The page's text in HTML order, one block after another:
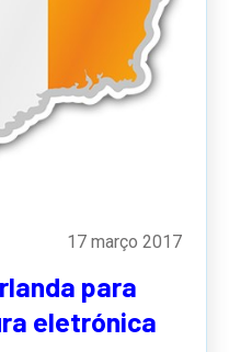
17 março 2017
para
eletrónica